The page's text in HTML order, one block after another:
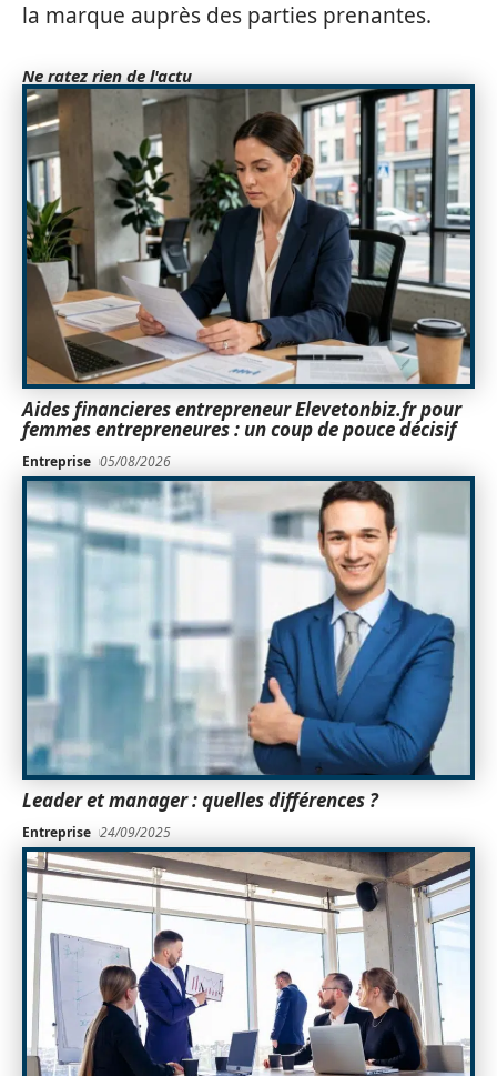
la marque auprès des parties prenantes.
Ne ratez rien de l'actu
Aides financieres entrepreneur Elevetonbiz.fr pour
femmes entrepreneures : un coup de pouce décisif
Entreprise 05/08/2026
Leader et manager : quelles différences ?
Entreprise 24/09/2025